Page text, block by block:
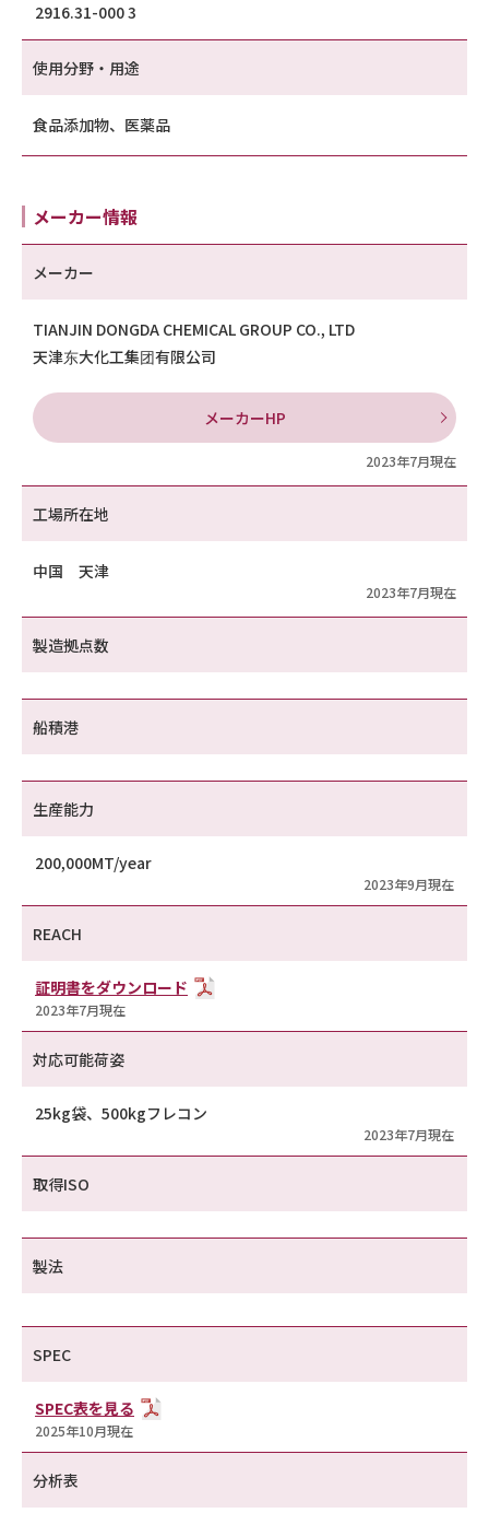
2916.31-000 3
使用分野・用途
食品添加物、医薬品
メーカー情報
メーカー
TIANJIN DONGDA CHEMICAL GROUP CO., LTD
天津东大化工集团有限公司
メーカーHP
2023年7月現在
工場所在地
中国 天津
2023年7月現在
製造拠点数
船積港
生産能力
200,000MT/year
2023年9月現在
REACH
証明書をダウンロード
2023年7月現在
対応可能荷姿
25kg袋、500kgフレコン
2023年7月現在
取得ISO
製法
SPEC
SPEC表を見る
2025年10月現在
分析表